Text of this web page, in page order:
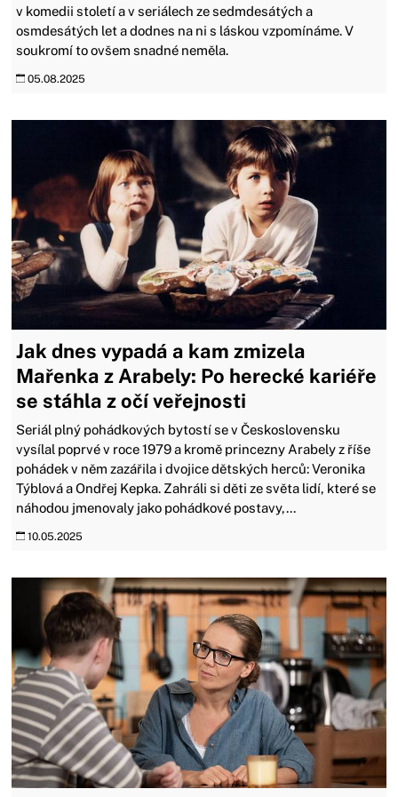
v komedii století a v seriálech ze sedmdesátých a
osmdesátých let a dodnes na ni s láskou vzpomínáme. V
soukromí to ovšem snadné neměla.
05.08.2025
Jak dnes vypadá a kam zmizela
Mařenka z Arabely: Po herecké kariéře
se stáhla z očí veřejnosti
Seriál plný pohádkových bytostí se v Československu
vysílal poprvé v roce 1979 a kromě princezny Arabely z říše
pohádek v něm zazářila i dvojice dětských herců: Veronika
Týblová a Ondřej Kepka. Zahráli si děti ze světa lidí, které se
náhodou jmenovaly jako pohádkové postavy,...
10.05.2025